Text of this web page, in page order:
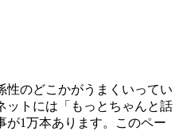
性のどこかがうまくいってい
ットには「もっとちゃんと話
が1万本あります。このペー